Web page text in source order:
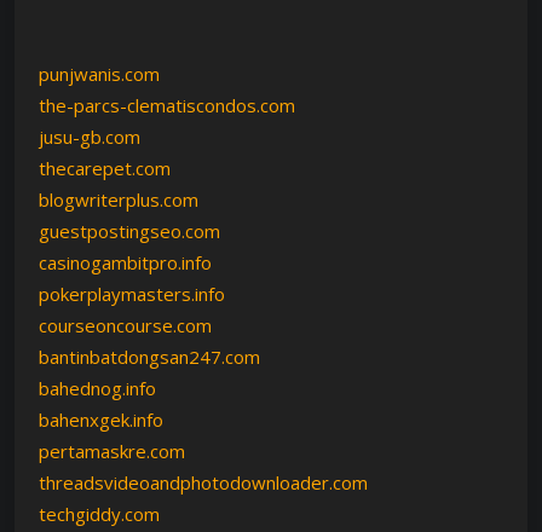
punjwanis.com
the-parcs-clematiscondos.com
jusu-gb.com
thecarepet.com
blogwriterplus.com
guestpostingseo.com
casinogambitpro.info
pokerplaymasters.info
courseoncourse.com
bantinbatdongsan247.com
bahednog.info
bahenxgek.info
pertamaskre.com
threadsvideoandphotodownloader.com
techgiddy.com